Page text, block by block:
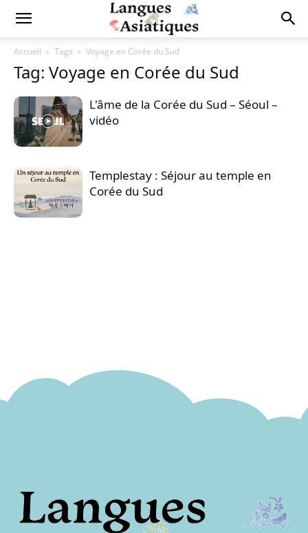
Accueil Tags Voyage en Corée du Sud
Tag: Voyage en Corée du Sud
L'âme de la Corée du Sud – Séoul –
vidéo
Templestay : Séjour au temple en
Corée du Sud